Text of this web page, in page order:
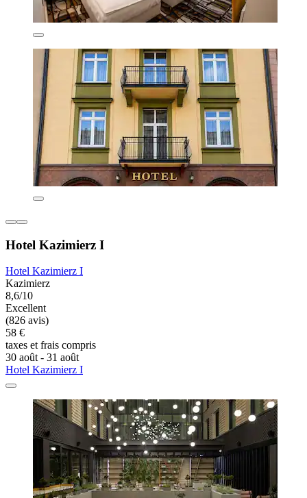
Hotel Kazimierz I
Hotel Kazimierz I
Kazimierz
8,6/10
Excellent
(826 avis)
58 €
taxes et frais compris
30 août - 31 août
Hotel Kazimierz I